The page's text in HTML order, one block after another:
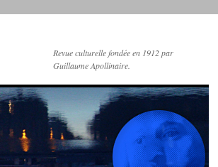
Revue culturelle fondée en 1912 par
Guillaume Apollinaire.